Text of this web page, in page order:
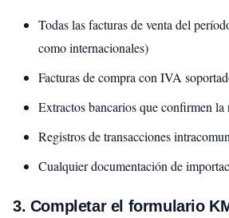
Todas las facturas de venta del
como internacionales)
Facturas de compra con IVA
Extractos bancarios que confirmen la
Registros de transacciones
Cualquier documentación de
3. Completar el formulario